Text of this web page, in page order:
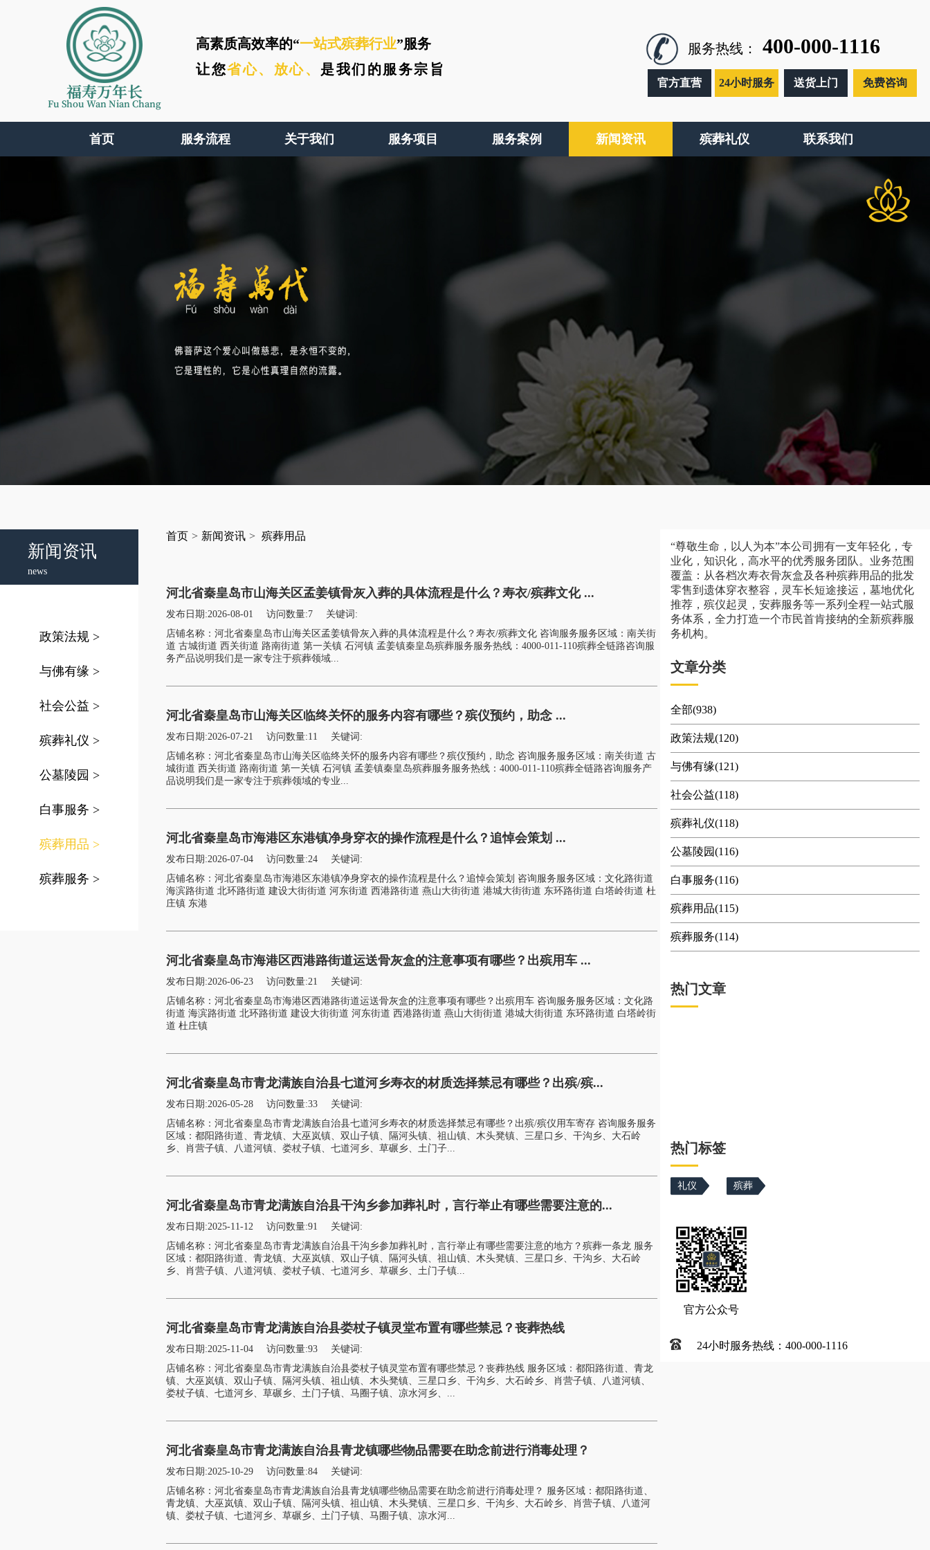
福寿万年长
Fu Shou Wan Nian Chang
高素质高效率的“一站式殡葬行业”服务
让您省心、 放心、 是我们的服务宗旨
服务热线： 400-000-1116
官方直营 24小时服务 送货上门 免费咨询
首页 服务流程 关于我们 服务项目 服务案例 新闻资讯 殡葬礼仪 联系我们
新闻资讯
news
政策法规 >
与佛有缘 >
社会公益 >
殡葬礼仪 >
公墓陵园 >
白事服务 >
殡葬用品 >
殡葬服务 >
首页 > 新闻资讯 > 殡葬用品
河北省秦皇岛市山海关区孟姜镇骨灰入葬的具体流程是什么？寿衣/殡葬文化 ...
发布日期:2026-08-01 访问数量:7
关键词:
店铺名称：河北省秦皇岛市山海关区孟姜镇骨灰入葬的具体流程是什么？寿衣/殡葬文化 咨询服务服务区域：南关街
道 古城街道 西关街道 路南街道 第一关镇 石河镇 孟姜镇秦皇岛殡葬服务服务热线：4000-011-110殡葬全链路咨询服
务产品说明我们是一家专注于殡葬领域...
河北省秦皇岛市山海关区临终关怀的服务内容有哪些？殡仪预约，助念 ...
发布日期:2026-07-21 访问数量:11
关键词:
店铺名称：河北省秦皇岛市山海关区临终关怀的服务内容有哪些？殡仪预约，助念 咨询服务服务区域：南关街道 古
城街道 西关街道 路南街道 第一关镇 石河镇 孟姜镇秦皇岛殡葬服务服务热线：4000-011-110殡葬全链路咨询服务产
品说明我们是一家专注于殡葬领域的专业...
河北省秦皇岛市海港区东港镇净身穿衣的操作流程是什么？追悼会策划 ...
发布日期:2026-07-04 访问数量:24
关键词:
店铺名称：河北省秦皇岛市海港区东港镇净身穿衣的操作流程是什么？追悼会策划 咨询服务服务区域：文化路街道
海滨路街道 北环路街道 建设大街街道 河东街道 西港路街道 燕山大街街道 港城大街街道 东环路街道 白塔岭街道 杜
庄镇 东港
河北省秦皇岛市海港区西港路街道运送骨灰盒的注意事项有哪些？出殡用车 ...
发布日期:2026-06-23 访问数量:21
关键词:
店铺名称：河北省秦皇岛市海港区西港路街道运送骨灰盒的注意事项有哪些？出殡用车 咨询服务服务区域：文化路
街道 海滨路街道 北环路街道 建设大街街道 河东街道 西港路街道 燕山大街街道 港城大街街道 东环路街道 白塔岭街
道 杜庄镇
河北省秦皇岛市青龙满族自治县七道河乡寿衣的材质选择禁忌有哪些？出殡/殡...
发布日期:2026-05-28 访问数量:33
关键词:
店铺名称：河北省秦皇岛市青龙满族自治县七道河乡寿衣的材质选择禁忌有哪些？出殡/殡仪用车寄存 咨询服务服务
区域：都阳路街道、青龙镇、大巫岚镇、双山子镇、隔河头镇、祖山镇、木头凳镇、三星口乡、干沟乡、大石岭
乡、肖营子镇、八道河镇、娄杖子镇、七道河乡、草碾乡、土门子...
河北省秦皇岛市青龙满族自治县干沟乡参加葬礼时，言行举止有哪些需要注意的...
发布日期:2025-11-12 访问数量:91
关键词:
店铺名称：河北省秦皇岛市青龙满族自治县干沟乡参加葬礼时，言行举止有哪些需要注意的地方？殡葬一条龙 服务
区域：都阳路街道、青龙镇、大巫岚镇、双山子镇、隔河头镇、祖山镇、木头凳镇、三星口乡、干沟乡、大石岭
乡、肖营子镇、八道河镇、娄杖子镇、七道河乡、草碾乡、土门子镇...
河北省秦皇岛市青龙满族自治县娄杖子镇灵堂布置有哪些禁忌？丧葬热线
发布日期:2025-11-04 访问数量:93
关键词:
店铺名称：河北省秦皇岛市青龙满族自治县娄杖子镇灵堂布置有哪些禁忌？丧葬热线 服务区域：都阳路街道、青龙
镇、大巫岚镇、双山子镇、隔河头镇、祖山镇、木头凳镇、三星口乡、干沟乡、大石岭乡、肖营子镇、八道河镇、
娄杖子镇、七道河乡、草碾乡、土门子镇、马圈子镇、凉水河乡、...
河北省秦皇岛市青龙满族自治县青龙镇哪些物品需要在助念前进行消毒处理？
发布日期:2025-10-29 访问数量:84
关键词:
店铺名称：河北省秦皇岛市青龙满族自治县青龙镇哪些物品需要在助念前进行消毒处理？ 服务区域：都阳路街道、
青龙镇、大巫岚镇、双山子镇、隔河头镇、祖山镇、木头凳镇、三星口乡、干沟乡、大石岭乡、肖营子镇、八道河
镇、娄杖子镇、七道河乡、草碾乡、土门子镇、马圈子镇、凉水河...
“尊敬生命，以人为本”本公司拥有一支年轻化，专
业化，知识化，高水平的优秀服务团队。业务范围
覆盖：从各档次寿衣骨灰盒及各种殡葬用品的批发
零售到遗体穿衣整容，灵车长短途接运，墓地优化
推荐，殡仪起灵，安葬服务等一系列全程一站式服
务体系，全力打造一个市民首肯接纳的全新殡葬服
务机构。
文章分类
全部(938)
政策法规(120)
与佛有缘(121)
社会公益(118)
殡葬礼仪(118)
公墓陵园(116)
白事服务(116)
殡葬用品(115)
殡葬服务(114)
热门文章
热门标签
礼仪 殡葬
官方公众号
24小时服务热线：400-000-1116